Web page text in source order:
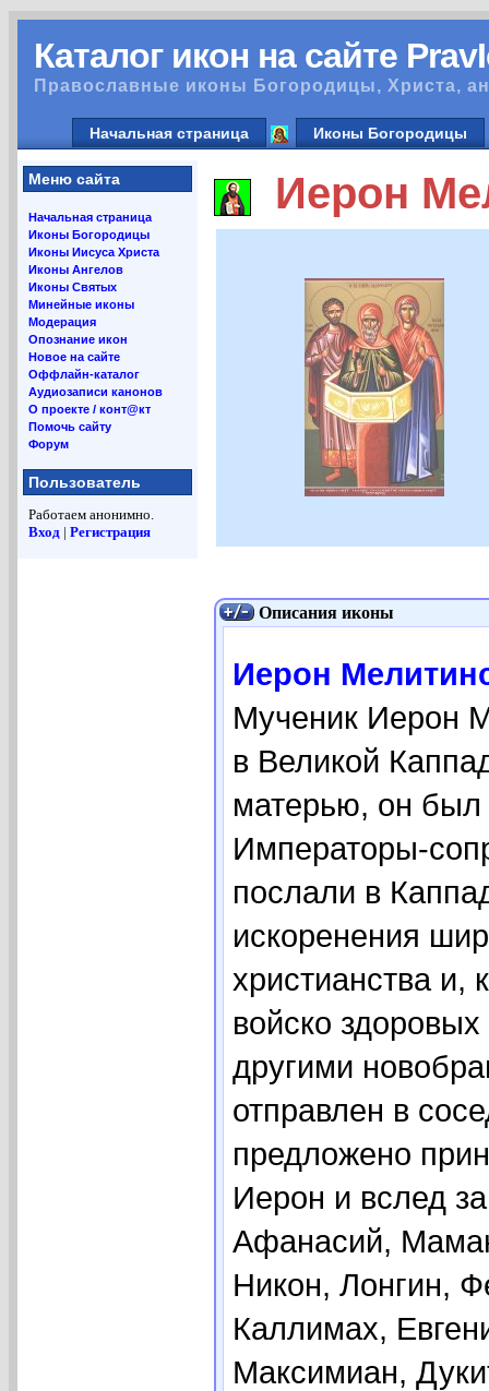
Каталог икон на сайте
Православные иконы Богородицы, Христа,
Начальная страница Иконы Богородицы
Меню сайта
Начальная страница
Иконы Богородицы
Иконы Иисуса Христа
Иконы Ангелов
Иконы Святых
Минейные иконы
Модерация
Опознание икон
Новое на сайте
Оффлайн-каталог
Аудиозаписи канонов
О проекте / конт@кт
Помочь сайту
Форум
Пользователь
Работаем анонимно.
Вход | Регистрация
Иерон
Описания иконы
Иерон
Мученик Иерон
в Великой
матерью, он был
Императоры-
послали в
искоренения
христианства и,
войско
другими
отправлен в
предложено
Иерон и вслед
Афанасий,
Никон, Лонгин,
Каллимах,
Максимиан,